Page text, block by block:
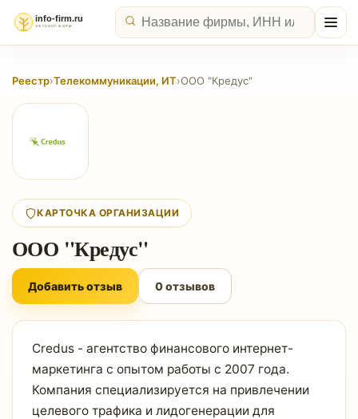
Реестр›Телекоммуникации, ИТ›ООО "Кредус"
КАРТОЧКА ОРГАНИЗАЦИИ
ООО "Кредус"
Добавить отзыв 0 отзывов
Credus - агентство финансового интернет-
маркетинга с опытом работы с 2007 года.
Компания специализируется на привлечении
целевого трафика и лидогенерации для